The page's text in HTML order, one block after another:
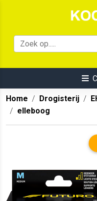
Home Drogisterij
elleboog